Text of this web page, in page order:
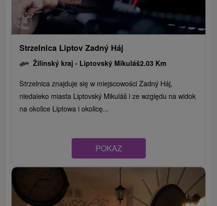
Strzelnica Liptov Zadný Háj
Žilinský kraj - Liptovský Mikuláš2.03 Km
Strzelnica znajduje się w miejscowości Zadný Háj,
niedaleko miasta Liptovský Mikuláš i ze względu na widok
na okolice Liptowa i okolicę...
POKAZ